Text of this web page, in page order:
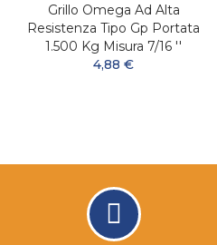
Grillo Omega Ad Alta
Resistenza Tipo Gp Portata
1.500 Kg Misura 7/16 ''
4,88 €